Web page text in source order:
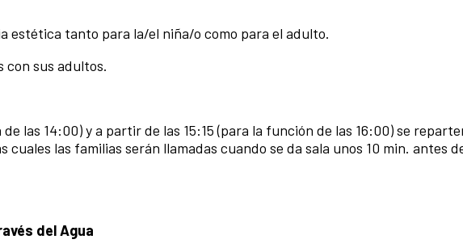
estética tanto para la/el niña/o como para el adulto.
con sus adultos.
las 14:00) y a partir de las 15:15 (para la función de las 16:00) se
las familias serán llamadas cuando se da sala unos 10 min. antes
del Agua